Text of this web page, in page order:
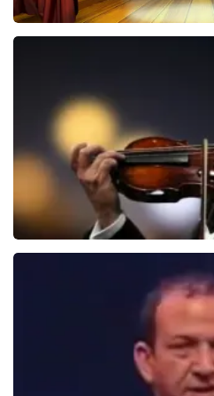
BEKIJKEN
5618+reviews